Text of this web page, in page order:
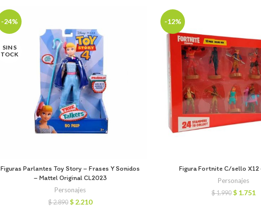
-24%
SIN S
TOCK
Figuras Parlantes Toy Story – Frases Y Sonidos
– Mattel Original CL2023
Personajes
$2.890 El
$ 2.210El
-12%
Figura Fortnite C/sello X12
Personajes
$1.990 El
$1.751